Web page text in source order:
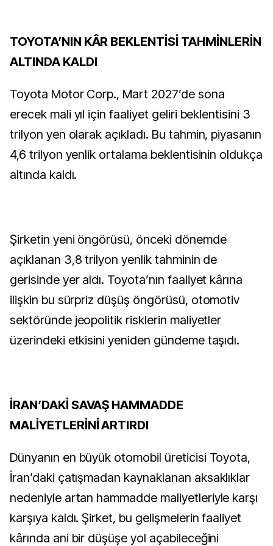
TOYOTA’NIN KÂR BEKLENTİSİ TAHMİNLERİN
ALTINDA KALDI
Toyota Motor Corp., Mart 2027’de sona
erecek mali yıl için faaliyet geliri beklentisini 3
trilyon yen olarak açıkladı. Bu tahmin, piyasanın
4,6 trilyon yenlik ortalama beklentisinin oldukça
altında kaldı.
Şirketin yeni öngörüsü, önceki dönemde
açıklanan 3,8 trilyon yenlik tahminin de
gerisinde yer aldı. Toyota’nın faaliyet kârına
ilişkin bu sürpriz düşüş öngörüsü, otomotiv
sektöründe jeopolitik risklerin maliyetler
üzerindeki etkisini yeniden gündeme taşıdı.
İRAN’DAKİ SAVAŞ HAMMADDE
MALİYETLERİNİ ARTIRDI
Dünyanın en büyük otomobil üreticisi Toyota,
İran’daki çatışmadan kaynaklanan aksaklıklar
nedeniyle artan hammadde maliyetleriyle karşı
karşıya kaldı. Şirket, bu gelişmelerin faaliyet
kârında ani bir düşüşe yol açabileceğini